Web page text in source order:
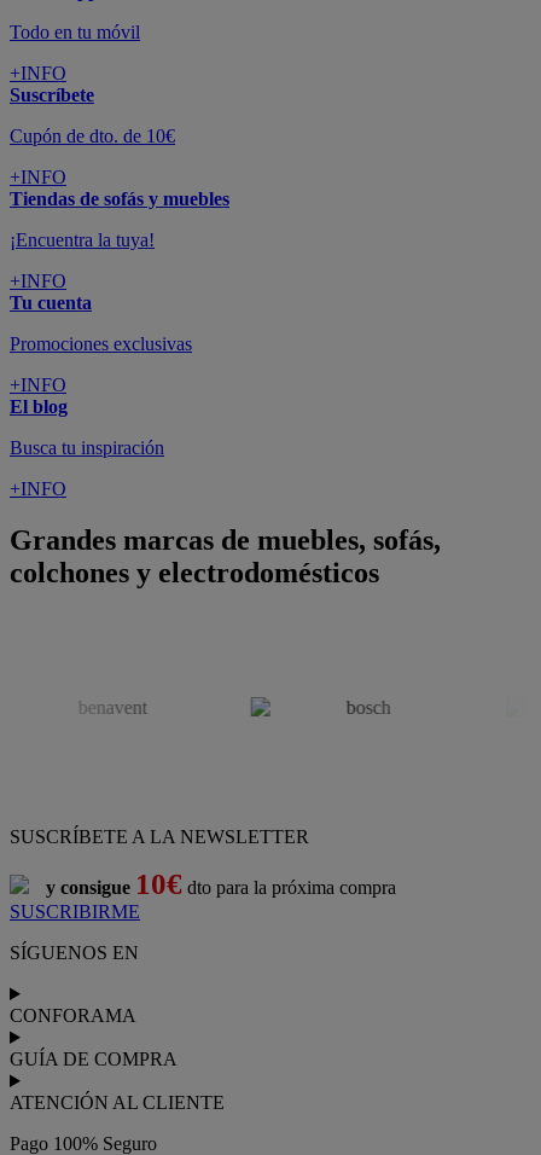
Todo en tu móvil
+INFO
Suscríbete
Cupón de dto. de 10€
+INFO
Tiendas de sofás y muebles
¡Encuentra la tuya!
+INFO
Tu cuenta
Promociones exclusivas
+INFO
El blog
Busca tu inspiración
+INFO
Grandes marcas de muebles, sofás,
colchones y electrodomésticos
SUSCRÍBETE A LA NEWSLETTER
y consigue 10€ dto para la próxima compra
SUSCRIBIRME
SÍGUENOS EN
CONFORAMA
GUÍA DE COMPRA
ATENCIÓN AL CLIENTE
Pago 100% Seguro